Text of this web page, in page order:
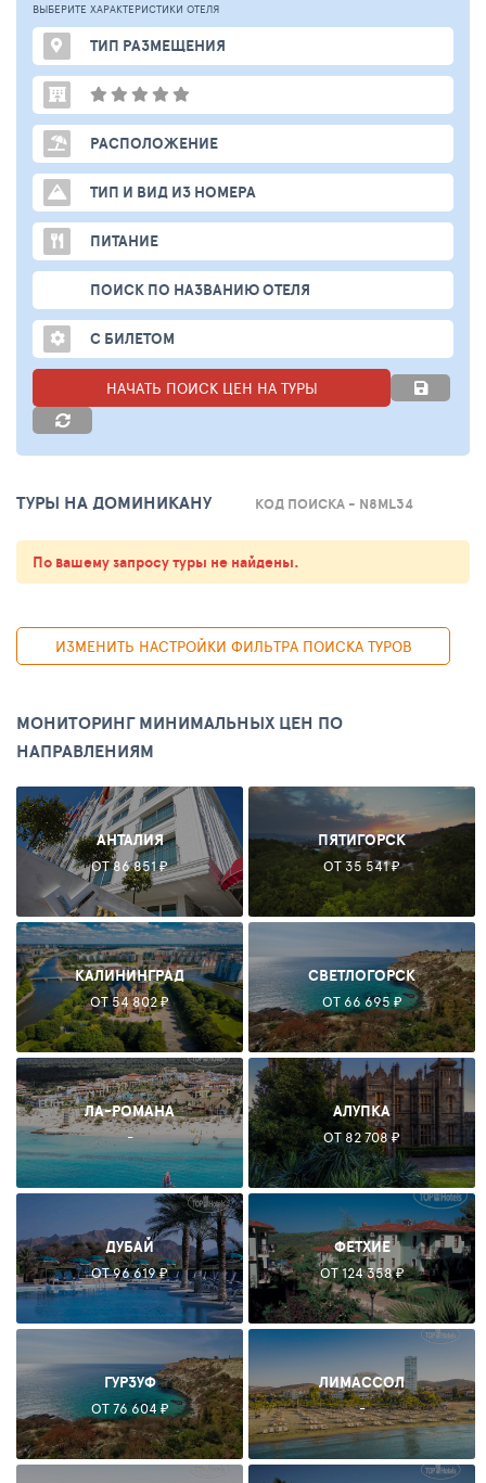
ВЫБЕРИТЕ ХАРАКТЕРИСТИКИ ОТЕЛЯ
ТИП РАЗМЕЩЕНИЯ
РАСПОЛОЖЕНИЕ
ТИП И ВИД ИЗ НОМЕРА
ПИТАНИЕ
ПОИСК ПО НАЗВАНИЮ ОТЕЛЯ
С БИЛЕТОМ
НАЧАТЬ ПОИСК ЦЕН НА ТУРЫ
ТУРЫ НА ДОМИНИКАНУ КОД ПОИСКА - N8ML34
По вашему запросу туры не найдены.
ИЗМЕНИТЬ НАСТРОЙКИ ФИЛЬТРА ПОИСКА ТУРОВ
МОНИТОРИНГ МИНИМАЛЬНЫХ ЦЕН ПО
НАПРАВЛЕНИЯМ
АНТАЛИЯ
ОТ 86 851 ₽
ПЯТИГОРСК
ОТ 35 541 ₽
КАЛИНИНГРАД
ОТ 54 802 ₽
СВЕТЛОГОРСК
ОТ 66 695 ₽
ЛА-РОМАНА
-
АЛУПКА
ОТ 82 708 ₽
ДУБАЙ
ОТ 96 619 ₽
ФЕТХИЕ
ОТ 124 358 ₽
ГУРЗУФ
ОТ 76 604 ₽
ЛИМАССОЛ
-